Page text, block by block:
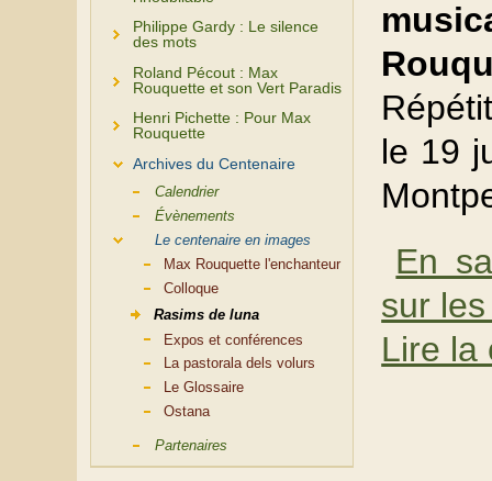
Philippe Gardy : Le silence
des mots
Roland Pécout : Max
Rouquette et son Vert Paradis
Henri Pichette : Pour Max
Rouquette
Archives du Centenaire
Calendrier
Évènements
Le centenaire en images
Max Rouquette l'enchanteur
Colloque
Rasims de luna
Expos et conférences
La pastorala dels volurs
Le Glossaire
Ostana
Partenaires
le 19
En
sur
Lire la